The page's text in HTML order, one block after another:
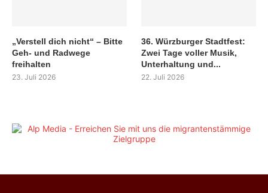
„Verstell dich nicht“ – Bitte
Geh- und Radwege
freihalten
23. Juli 2026
36. Würzburger Stadtfest:
Zwei Tage voller Musik,
Unterhaltung und...
22. Juli 2026